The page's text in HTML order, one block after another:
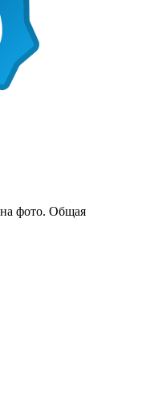
фото. Общая